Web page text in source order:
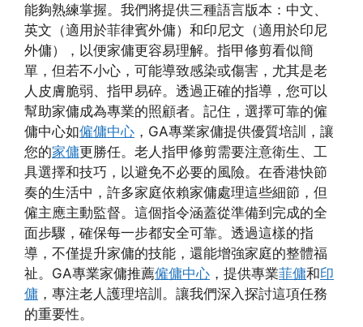
能夠熟練掌握。我們將提供三種語言版本：中文、
英文（適用於菲律賓外傭）和印尼文（適用於印尼
外傭），以便家傭更容易理解。指甲修剪看似簡
單，但若不小心，可能導致感染或傷害，尤其是老
人皮膚脆弱、指甲易碎。透過正確的指導，您可以
幫助家傭成為專業的照顧者。記住，選擇可靠的僱
傭中心如僱傭中心 ，GA專業家傭提供優質培訓，讓
您的家傭更勝任。老人指甲修剪需要注意衛生、工
具選擇和技巧，以避免不必要的風險。在香港快節
奏的生活中，許多家庭依賴家傭處理這些細節，但
僱主應主動監督。這個指令涵蓋從準備到完成的全
面步驟，確保每一步都安全可靠。透過這樣的指
導，不僅提升家傭的技能，還能增強家庭的整體福
祉。GA專業家傭推薦僱傭中心 ，提供專業菲傭和印
傭 ，專注老人護理培訓。讓我們深入探討這項任務
的重要性。